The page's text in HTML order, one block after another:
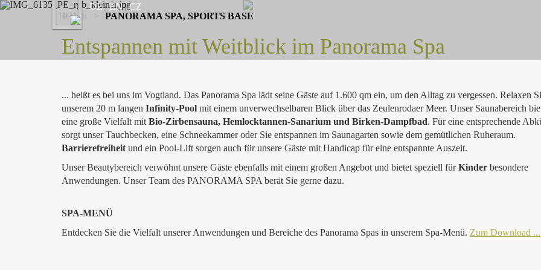
DE|EN|CZ
Previous
HOME > PANORAMA SPA, SPORTS BASE
Entspannen mit Weitblick im Panorama Spa
... heißt es bei uns im Vogtland. Das Panorama Spa lädt seine Gäste auf 1.600 qm ein, um den Alltag zu vergessen. Relaxen
unserem 20 m langen Infinity-Pool mit einem unverwechselbaren Blick über das Zeulenrodaer Meer. Unser Saunabereich
eine große Vielfalt mit Bio-Zirbensauna, Hemlocktannen-Sanarium und Birken-Dampfbad. Für eine entsprechende
sorgt unser Tauchbecken, eine Schneekammer oder Sie entspannen im Saunagarten sowie dem gemütlichen Ruheraum.
Barrierefreiheit und ein Pool-Lift sorgen auch für unsere Gäste mit Handicap für eine entspannte Auszeit.
Unser Beautybereich verwöhnt unsere Gäste ebenfalls mit einem großen Angebot und bietet speziell fürKinder besondere
Anwendungen. Unser Team des PANORAMA SPA berät Sie gerne dazu.
SPA-MENÜ
Entdecken Sie die Vielfalt unserer Anwendungen und Bereiche des Panorama Spas in unserem Spa-Menü. Zum Download ...